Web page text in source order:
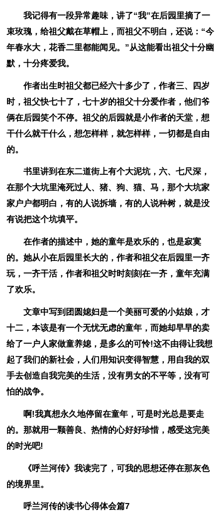
我记得有一段异常趣味，讲了“我”在后园里摘了一
束玫瑰，给祖父戴在草帽上，而祖父不明白，还说：“今
年春水大，花香二里都能闻见。”从这能看出祖父十分幽
默，十分疼爱我。
作者出生时祖父都已经六十多少了，作者三、四岁
时，祖父快七十了，七十岁的祖父十分爱作者，他们爷
俩在后园笑个不停。祖父的后园就是小作者的天堂，想
干什么就干什么，想怎样样，就怎样样，一切都是自由
的。
书里讲到在东二道街上有个大泥坑，六、七尺深，
在那个大坑里淹死过人、猪、狗、猫、马，那个大坑家
家户户都明白，有的人说拆墙，有的人说种树，就是没
有说把这个坑填平。
在作者的描述中，她的童年是欢乐的，也是寂寞
的。她从小在后园里长大的，作者和祖父在后园里一齐
玩，一齐干活，作者和祖父时时刻刻在一齐，童年充满
了欢乐。
文章中写到团圆媳妇是一个美丽可爱的小姑娘，才
十二，本该是有一个无忧无虑的童年，而她却早早的卖
给了一户人家做童养媳，是多么的可怜!这不由得让我想
起了我们的新社会，人们用知识变得智慧，用自我的双
手去创造自我完美的生活，没有男女的不平等，没有可
怕的战争。
啊!我真想永久地停留在童年，可是时光总是要走
的。那就用一颗善良、热情的心好好珍惜，感受这完美
的时光吧!
《呼兰河传》我读完了，可我的思想还停在那灰色
的境界里。
呼兰河传的读书心得体会篇7